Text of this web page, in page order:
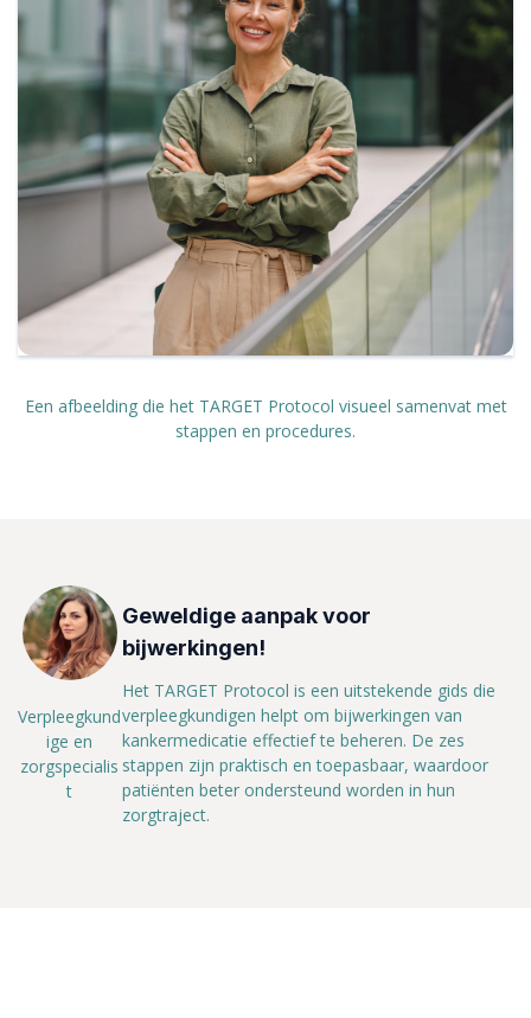
Een afbeelding die het TARGET Protocol visueel samenvat met
stappen en procedures.
Verpleegkund
ige en
zorgspecialis
t
Geweldige aanpak voor
bijwerkingen!
Het TARGET Protocol is een uitstekende gids die
verpleegkundigen helpt om bijwerkingen van
kankermedicatie effectief te beheren. De zes
stappen zijn praktisch en toepasbaar, waardoor
patiënten beter ondersteund worden in hun
zorgtraject.